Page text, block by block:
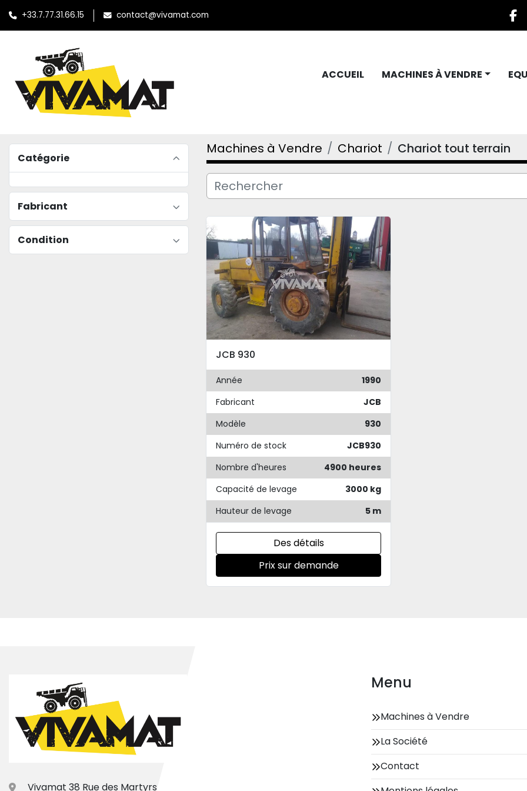
+33.7.77.31.66.15 contact@vivamat.com
ACCUEIL MACHINES À VENDRE
Catégorie
Fabricant
Condition
Machines à Vendre Chariot Chariot tout terrain
JCB 930
Année
1990
Fabricant
JCB
Modèle
930
Numéro de stock
JCB930
Nombre d'heures
4900 heures
Capacité de levage
3000 kg
Hauteur de levage
5 m
Des détails
Prix sur demande
Vivamat 38 Rue des Martyrs
Menu
Machines à Vendre
La Société
Contact